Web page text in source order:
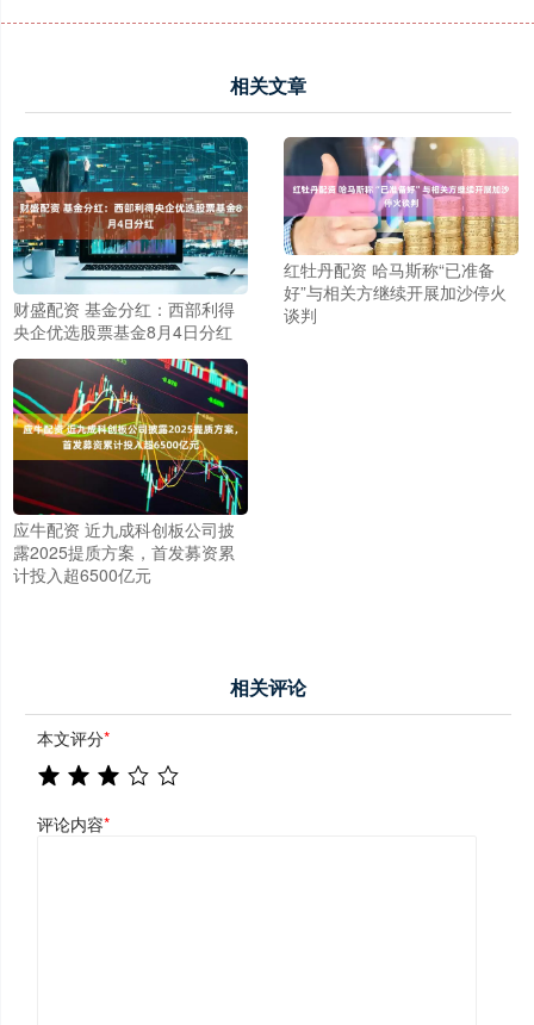
相关文章
财盛配资 基金分红：西部利得
央企优选股票基金8月4日分红
红牡丹配资 哈马斯称“已准备
好”与相关方继续开展加沙停火
谈判
应牛配资 近九成科创板公司披
露2025提质方案，首发募资累
计投入超6500亿元
相关评论
本文评分*
评论内容*